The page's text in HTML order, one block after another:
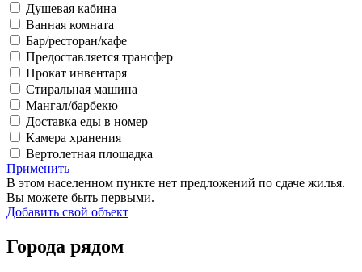
Душевая кабина
Ванная комната
Бар/ресторан/кафе
Предоставляется трансфер
Прокат инвентаря
Стиральная машина
Мангал/барбекю
Доставка еды в номер
Камера хранения
Вертолетная площадка
Применить
В этом населенном пункте нет предложений по сдаче жилья.
Вы можете быть первыми.
Добавить свой объект
Города рядом